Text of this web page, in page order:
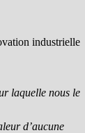
industrielle
laquelle nous le
d’aucune